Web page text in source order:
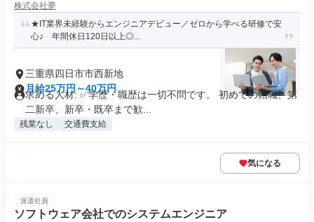
株式会社夢
★IT業界未経験からエンジニアデビュー／ゼロから学べる研修で安
心♪ 年間休日120日以上◎...
三重県四日市市西新地
月給25万円～40万円
求める人材: ✅学歴・職歴は一切不問です。 初めての転職、第
二新卒、新卒・既卒まで歓...
残業なし 交通費支給
気になる
派遣社員
ソフトウェア会社でのシステムエンジニア